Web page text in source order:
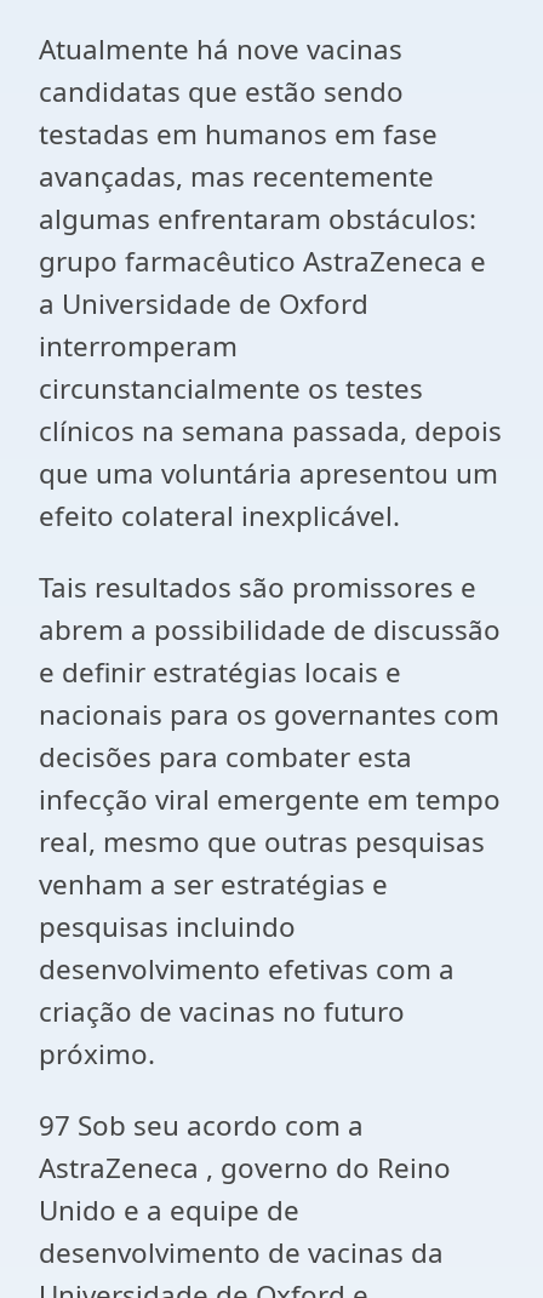
Atualmente há nove vacinas
candidatas que estão sendo
testadas em humanos em fase
avançadas, mas recentemente
algumas enfrentaram obstáculos:
grupo farmacêutico AstraZeneca e
a Universidade de Oxford
interromperam
circunstancialmente os testes
clínicos na semana passada, depois
que uma voluntária apresentou um
efeito colateral inexplicável.
Tais resultados são promissores e
abrem a possibilidade de discussão
e definir estratégias locais e
nacionais para os governantes com
decisões para combater esta
infecção viral emergente em tempo
real, mesmo que outras pesquisas
venham a ser estratégias e
pesquisas incluindo
desenvolvimento efetivas com a
criação de vacinas no futuro
próximo.
97 Sob seu acordo com a
AstraZeneca , governo do Reino
Unido e a equipe de
desenvolvimento de vacinas da